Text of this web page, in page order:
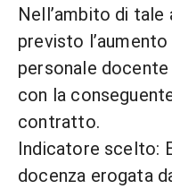
Nell’ambito di tale
previsto
personale
con la
contratto.
Indicatore scelto:
docenza erogata